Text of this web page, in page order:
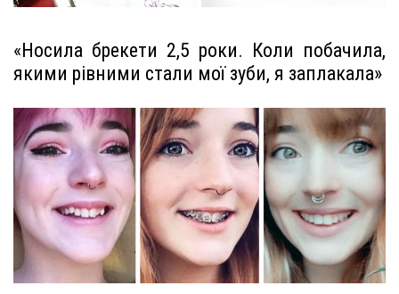
«Носила брекети 2,5 роки. Коли побачила,
якими рівними стали мої зуби, я заплакала»